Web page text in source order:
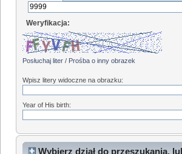
Weryfikacja:
Posłuchaj liter / Prośba o inny obrazek
Wpisz litery widoczne na obrazku:
Year of His birth:
Wybierz dział do przeszukania,